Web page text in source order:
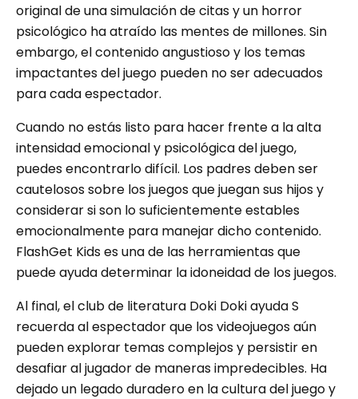
original de una simulación de citas y un horror
psicológico ha atraído las mentes de millones. Sin
embargo, el contenido angustioso y los temas
impactantes del juego pueden no ser adecuados
para cada espectador.
Cuando no estás listo para hacer frente a la alta
intensidad emocional y psicológica del juego,
puedes encontrarlo difícil. Los padres deben ser
cautelosos sobre los juegos que juegan sus hijos y
considerar si son lo suficientemente estables
emocionalmente para manejar dicho contenido.
FlashGet Kids es una de las herramientas que
puede ayuda determinar la idoneidad de los juegos.
Al final, el club de literatura Doki Doki ayuda S
recuerda al espectador que los videojuegos aún
pueden explorar temas complejos y persistir en
desafiar al jugador de maneras impredecibles. Ha
dejado un legado duradero en la cultura del juego y